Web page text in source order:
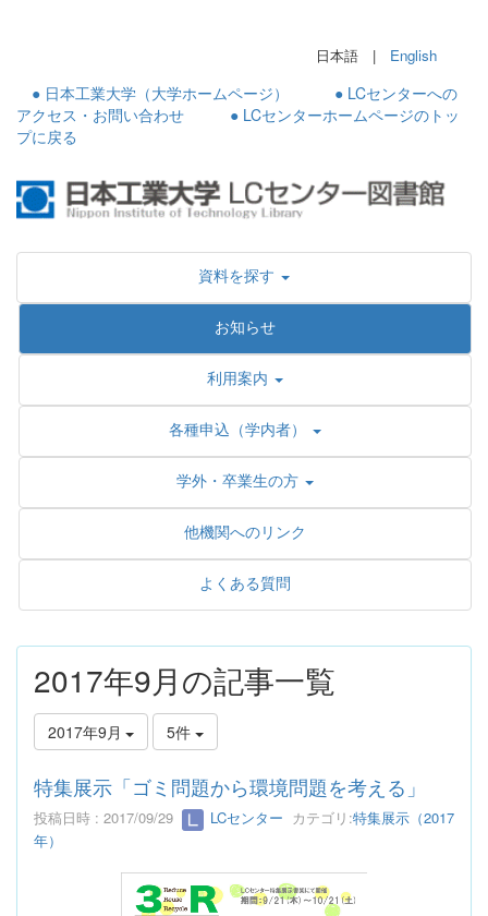
日本語 | English
● 日本工業大学（大学ホームページ）
● LCセンターへの
アクセス・お問い合わせ
● LCセンターホームページのトッ
プに戻る
資料を探す
お知らせ
利用案内
各種申込（学内者）
学外・卒業生の方
他機関へのリンク
よくある質問
2017年9月の記事一覧
2017年9月 5件
特集展示「ゴミ問題から環境問題を考える」
投稿日時 : 2017/09/29 LCセンター カテゴリ:特集展示（2017
年）